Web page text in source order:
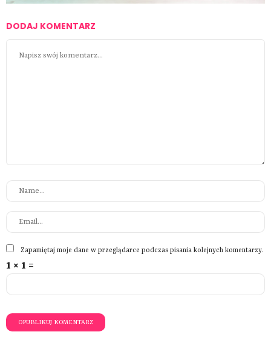
DODAJ KOMENTARZ
Zapamiętaj moje dane w przeglądarce podczas pisania kolejnych komentarzy.
1 × 1 =